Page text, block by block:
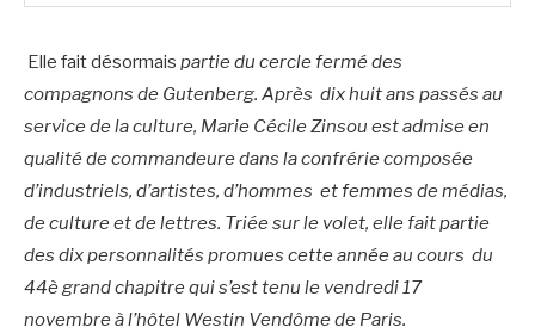
Elle fait désormais partie du cercle fermé des
compagnons de Gutenberg. Après dix huit ans passés au
service de la culture, Marie Cécile Zinsou est admise en
qualité de commandeure dans la confrérie composée
d’industriels, d’artistes, d’hommes et femmes de médias,
de culture et de lettres. Triée sur le volet, elle fait partie
des dix personnalités promues cette année au cours du
44è grand chapitre qui s’est tenu le vendredi 17
novembre à l’hôtel Westin Vendôme de Paris.